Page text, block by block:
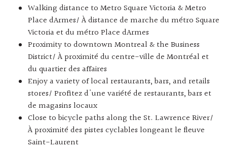
Walking distance to Metro Square Victoria & Metro
Place dArmes/ À distance de marche du métro Square
Victoria et du métro Place dArmes
Proximity to downtown Montreal & the Business
District/ À proximité du centre-ville de Montréal et
du quartier des affaires
Enjoy a variety of local restaurants, bars, and retails
stores/ Profitez d'une variété de restaurants, bars et
de magasins locaux
Close to bicycle paths along the St. Lawrence River/
À proximité des pistes cyclables longeant le fleuve
Saint-Laurent